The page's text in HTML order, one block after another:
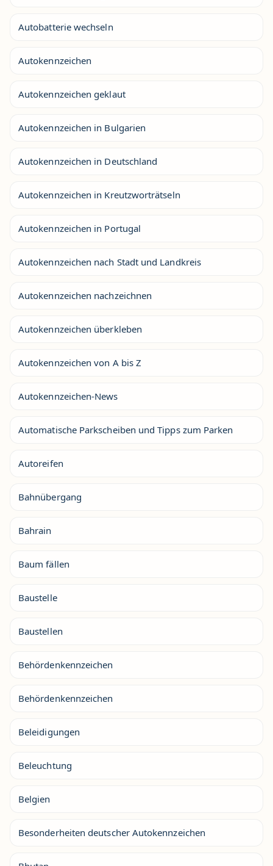
Autobatterie wechseln
Autokennzeichen
Autokennzeichen geklaut
Autokennzeichen in Bulgarien
Autokennzeichen in Deutschland
Autokennzeichen in Kreutzworträtseln
Autokennzeichen in Portugal
Autokennzeichen nach Stadt und Landkreis
Autokennzeichen nachzeichnen
Autokennzeichen überkleben
Autokennzeichen von A bis Z
Autokennzeichen-News
Automatische Parkscheiben und Tipps zum Parken
Autoreifen
Bahnübergang
Bahrain
Baum fällen
Baustelle
Baustellen
Behördenkennzeichen
Behördenkennzeichen
Beleidigungen
Beleuchtung
Belgien
Besonderheiten deutscher Autokennzeichen